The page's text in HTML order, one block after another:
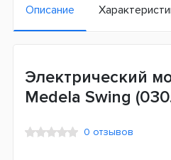
Описание
Электрический
Medela Swing
0 отзывов